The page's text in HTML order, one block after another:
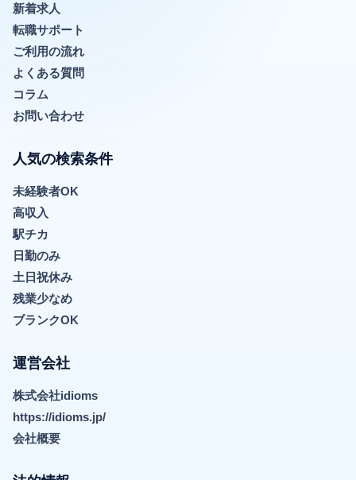
新着求人
転職サポート
ご利用の流れ
よくある質問
コラム
お問い合わせ
人気の検索条件
未経験者OK
高収入
駅チカ
日勤のみ
土日祝休み
残業少なめ
ブランクOK
運営会社
株式会社idioms
https://idioms.jp/
会社概要